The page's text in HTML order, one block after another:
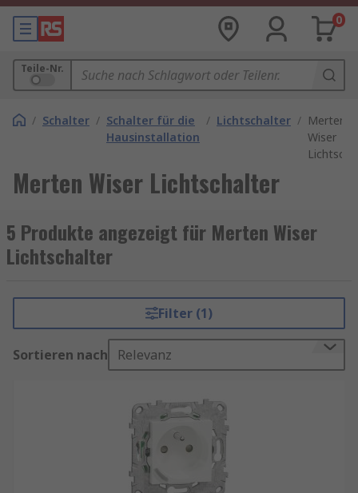
0
Teile-Nr.
/ Schalter / Schalter für die
Hausinstallation
/ Lichtschalter / Merten
Wiser
Merten Wiser Lichtschalter
5 Produkte angezeigt für Merten Wiser
Lichtschalter
Filter (1)
Sortieren nach Relevanz